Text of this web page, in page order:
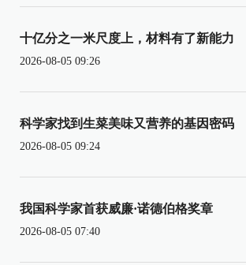
十亿分之一米尺度上，材料有了新能力
2026-08-05 09:26
科学家找到生菜美味又营养的基因密码
2026-08-05 09:24
我国科学家首获威廉·诺德伯格奖章
2026-08-05 07:40